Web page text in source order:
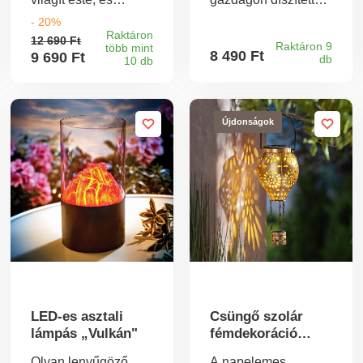
varázslatos
hangulatot teremt.
- 20%
12 690 Ft
9 690 Ft
Raktáron
több mint
10 db
tárolnak, este pedig
varázslatos
fehér folyamatos
vagy villogó fényű
változatban
kaphatók.
Napelemes
meghajtás. 10
lámpás meleg fehér
fénnyel. Gazdagon
díszített, fém
lámpások.
Időjárásálló.
8 490 Ft
Raktáron 9
db
LED-es asztali
lámpás „Vulkán"
Újdonságok
Csüngő szolár
fémdekoráció